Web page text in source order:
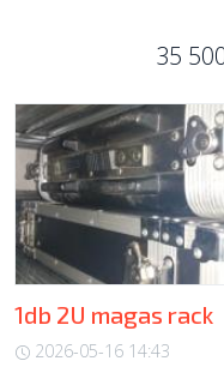
35
1db 2U magas rack
2026-05-16 14:43